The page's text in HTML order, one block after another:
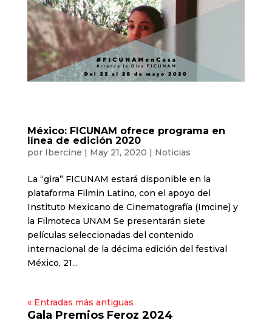
México: FICUNAM ofrece programa en
línea de edición 2020
por Ibercine | May 21, 2020 | Noticias
La “gira” FICUNAM estará disponible en la
plataforma Filmin Latino, con el apoyo del
Instituto Mexicano de Cinematografía (Imcine) y
la Filmoteca UNAM Se presentarán siete
películas seleccionadas del contenido
internacional de la décima edición del festival
México, 21...
« Entradas más antiguas
Gala Premios Feroz 2024